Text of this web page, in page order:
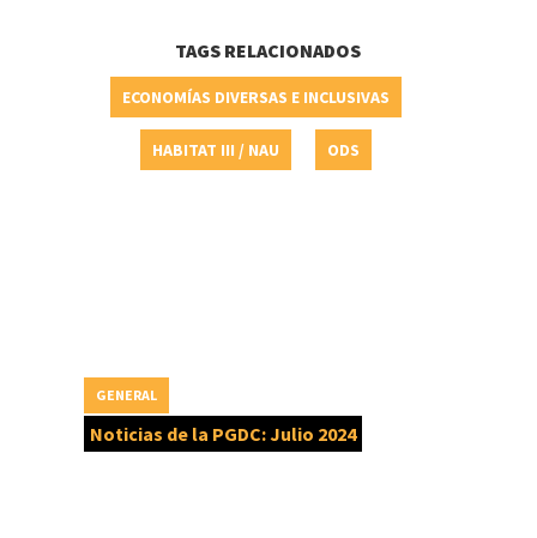
TAGS RELACIONADOS
ECONOMÍAS DIVERSAS E INCLUSIVAS
HABITAT III / NAU ODS
Noticias de la PGDC: Julio 2024
GENERAL